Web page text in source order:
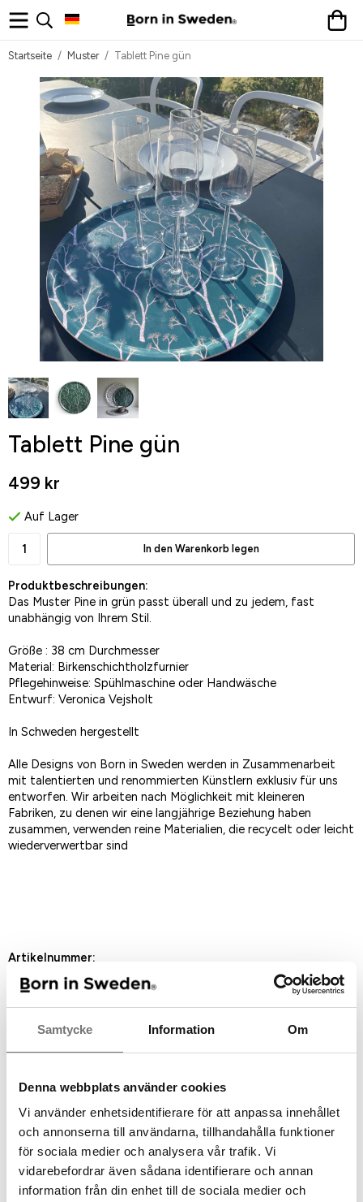
Samtycke Information Om
Denna webbplats använder cookies
Vi använder enhetsidentifierare för att anpassa innehållet
och annonserna till användarna, tillhandahålla funktioner
för sociala medier och analysera vår trafik. Vi
vidarebefordrar även sådana identifierare och annan
information från din enhet till de sociala medier och
Startseite / Muster / Tablett Pine gün
Tablett Pine gün
499 kr
Auf Lager
In den Warenkorb legen
Produktbeschreibungen:
Das Muster Pine in grün passt überall und zu jedem, fast
unabhängig von Ihrem Stil.
Größe : 38 cm Durchmesser
Material: Birkenschichtholzfurnier
Pflegehinweise: Spühlmaschine oder Handwäsche
Entwurf: Veronica Vejsholt
In Schweden hergestellt
Alle Designs von Born in Sweden werden in Zusammenarbeit
mit talentierten und renommierten Künstlern exklusiv für uns
entworfen. Wir arbeiten nach Möglichkeit mit kleineren
Fabriken, zu denen wir eine langjährige Beziehung haben
zusammen, verwenden reine Materialien, die recycelt oder leicht
wiederverwertbar sind
Artikelnummer:
7340451-7
Empfohlenes Zubehör für dieses
Produkt